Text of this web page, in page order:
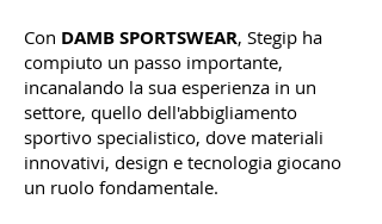
Con DAMB SPORTSWEAR, Stegip ha
compiuto un passo importante,
incanalando la sua esperienza in un
settore, quello dell'abbigliamento
sportivo specialistico, dove materiali
innovativi, design e tecnologia giocano
un ruolo fondamentale.